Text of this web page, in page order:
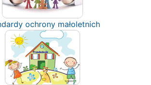
ochrony małoletnich